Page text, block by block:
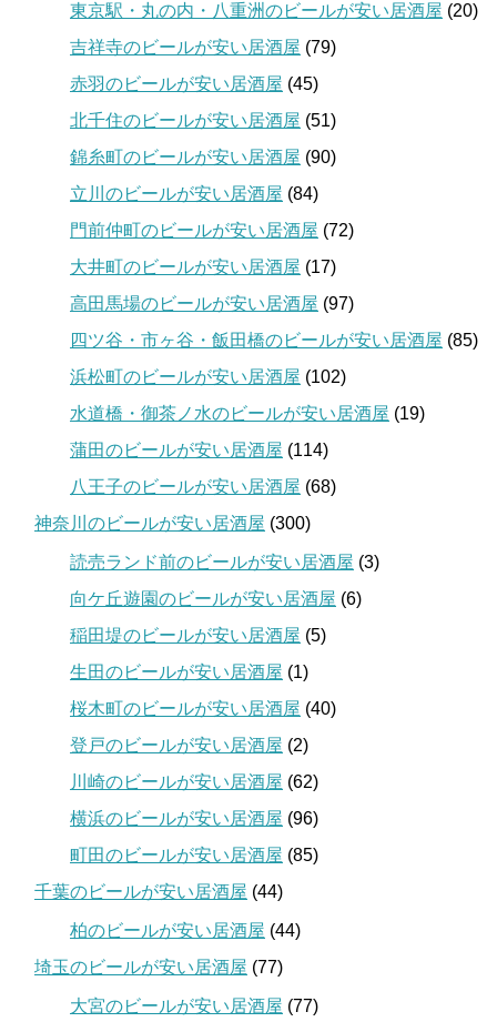
東京駅・丸の内・八重洲のビールが安い居酒屋 (20)
吉祥寺のビールが安い居酒屋 (79)
赤羽のビールが安い居酒屋 (45)
北千住のビールが安い居酒屋 (51)
錦糸町のビールが安い居酒屋 (90)
立川のビールが安い居酒屋 (84)
門前仲町のビールが安い居酒屋 (72)
大井町のビールが安い居酒屋 (17)
高田馬場のビールが安い居酒屋 (97)
四ツ谷・市ヶ谷・飯田橋のビールが安い居酒屋 (85)
浜松町のビールが安い居酒屋 (102)
水道橋・御茶ノ水のビールが安い居酒屋 (19)
蒲田のビールが安い居酒屋 (114)
八王子のビールが安い居酒屋 (68)
神奈川のビールが安い居酒屋 (300)
読売ランド前のビールが安い居酒屋 (3)
向ケ丘遊園のビールが安い居酒屋 (6)
稲田堤のビールが安い居酒屋 (5)
生田のビールが安い居酒屋 (1)
桜木町のビールが安い居酒屋 (40)
登戸のビールが安い居酒屋 (2)
川崎のビールが安い居酒屋 (62)
横浜のビールが安い居酒屋 (96)
町田のビールが安い居酒屋 (85)
千葉のビールが安い居酒屋 (44)
柏のビールが安い居酒屋 (44)
埼玉のビールが安い居酒屋 (77)
大宮のビールが安い居酒屋 (77)